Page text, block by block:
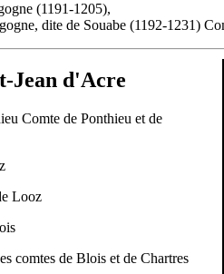
(1191-1205),
dite de Souabe (1192-1231)
Jean d'Acre
Comte de Ponthieu et de
Looz
comtes de Blois et de Chartres